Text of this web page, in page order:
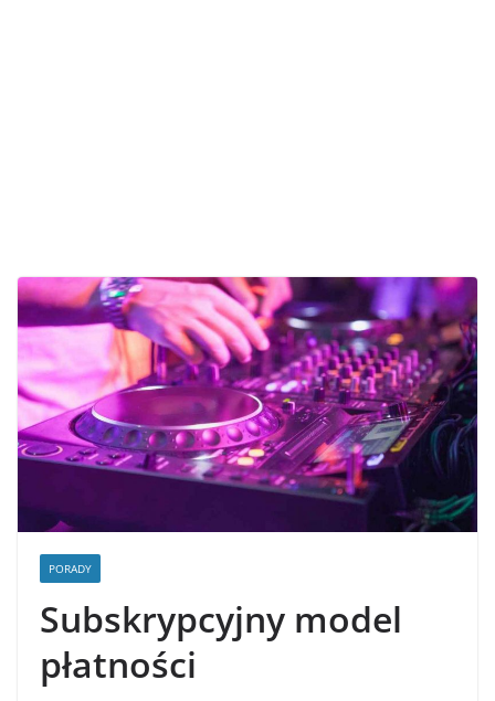
PORADY
Subskrypcyjny model
płatności